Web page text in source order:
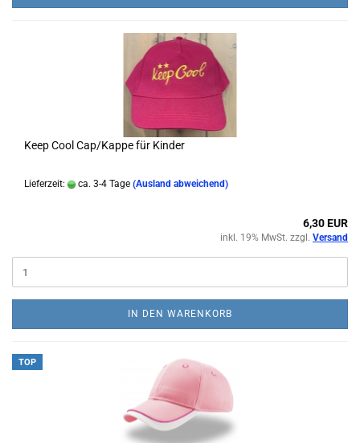
Keep Cool Cap/Kappe für Kinder
Lieferzeit: ca. 3-4 Tage (Ausland abweichend)
6,30 EUR
inkl. 19% MwSt. zzgl. Versand
IN DEN WARENKORB
TOP